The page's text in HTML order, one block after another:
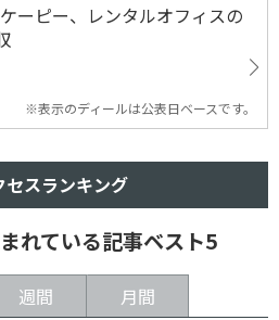
ーピー、レンタルオフィスの
※表示のディールは公表日ベースです。
スランキング
れている記事ベスト5
週間 月間